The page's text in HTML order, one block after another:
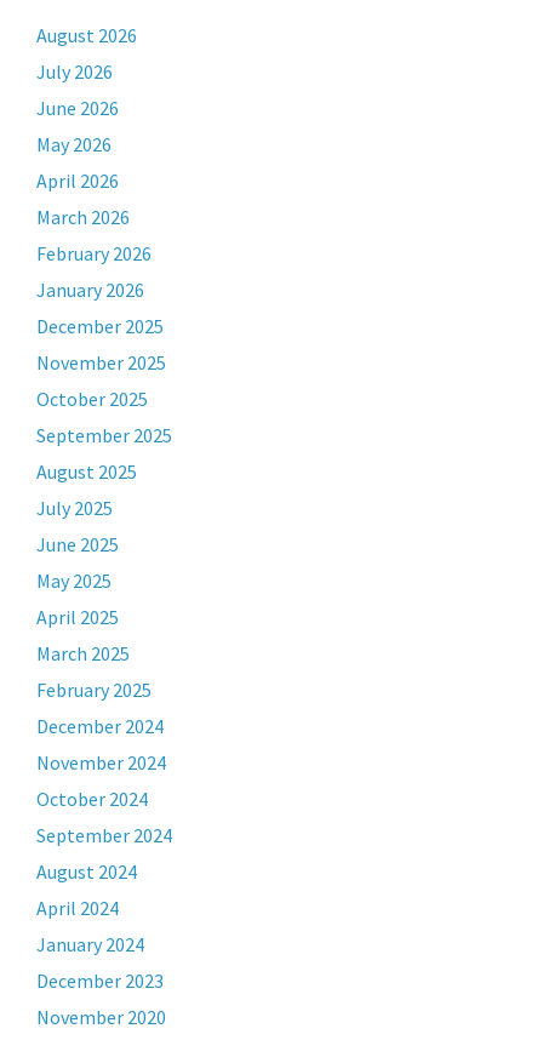
August 2026
July 2026
June 2026
May 2026
April 2026
March 2026
February 2026
January 2026
December 2025
November 2025
October 2025
September 2025
August 2025
July 2025
June 2025
May 2025
April 2025
March 2025
February 2025
December 2024
November 2024
October 2024
September 2024
August 2024
April 2024
January 2024
December 2023
November 2020